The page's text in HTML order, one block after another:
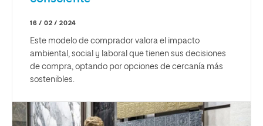
16 / 02 / 2024
Este modelo de comprador valora el impacto
ambiental, social y laboral que tienen sus decisiones
de compra, optando por opciones de cercanía más
sostenibles.